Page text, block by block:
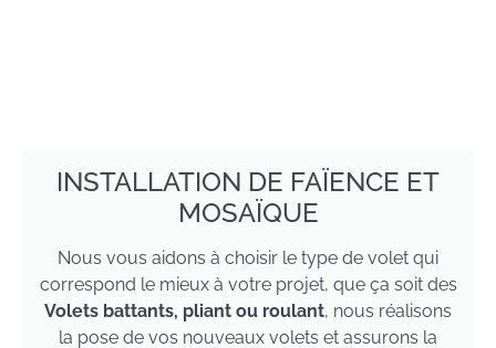
INSTALLATION DE FAÏENCE ET
MOSAÏQUE
Nous vous aidons à choisir le type de volet qui
correspond le mieux à votre projet, que ça soit des
Volets battants, pliant ou roulant, nous réalisons
la pose de vos nouveaux volets et assurons la